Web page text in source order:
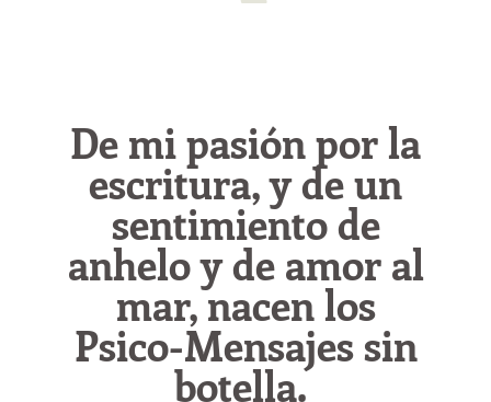
De mi pasión por la
escritura, y de un
sentimiento de
anhelo y de amor al
mar, nacen los
Psico-Mensajes sin
botella.